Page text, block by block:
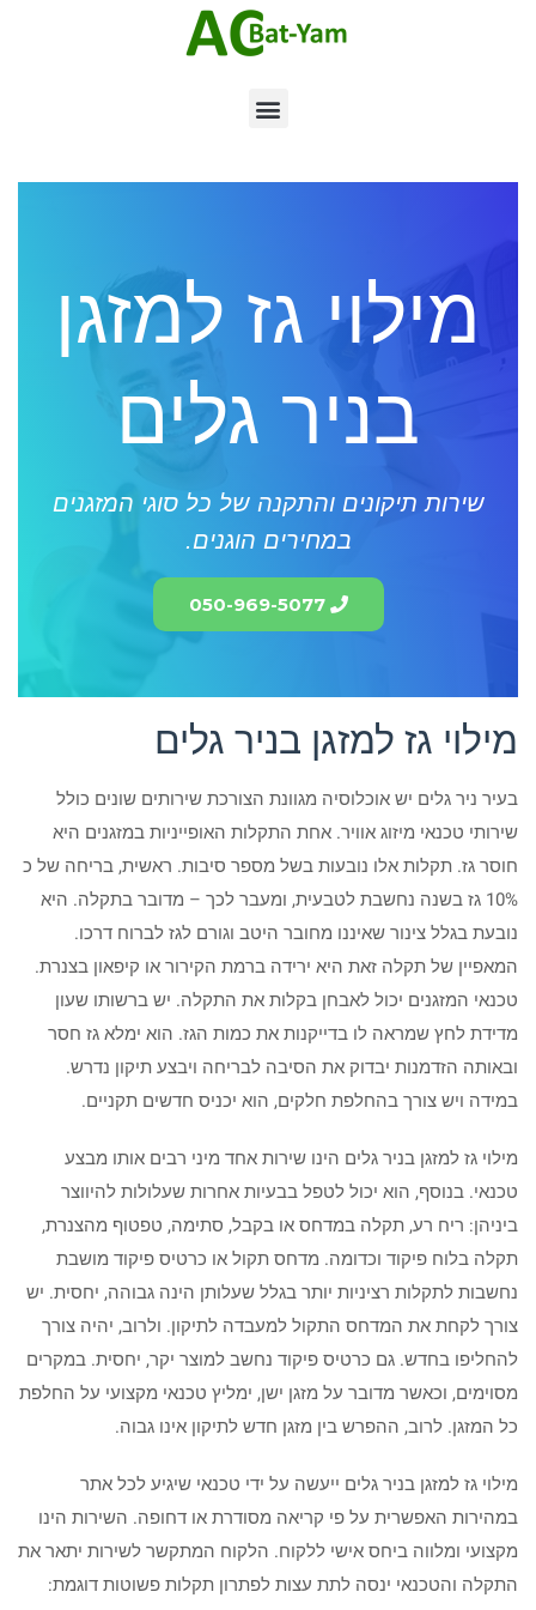
מילוי גז למזגן
בניר גלים
שירות תיקונים והתקנה של כל סוגי המזגנים
במחירים הוגנים.
050-969-5077
מילוי גז למזגן בניר גלים
בעיר ניר גלים יש אוכלוסיה מגוונת הצורכת שירותים שונים כולל
שירותי טכנאי מיזוג אוויר. אחת התקלות האופייניות במזגנים היא
חוסר גז. תקלות אלו נובעות בשל מספר סיבות. ראשית, בריחה של כ
10% גז בשנה נחשבת לטבעית, ומעבר לכך – מדובר בתקלה. היא
נובעת בגלל צינור שאיננו מחובר היטב וגורם לגז לברוח דרכו.
המאפיין של תקלה זאת היא ירידה ברמת הקירור או קיפאון בצנרת.
טכנאי המזגנים יכול לאבחן בקלות את התקלה. יש ברשותו שעון
מדידת לחץ שמראה לו בדייקנות את כמות הגז. הוא ימלא גז חסר
ובאותה הזדמנות יבדוק את הסיבה לבריחה ויבצע תיקון נדרש.
במידה ויש צורך בהחלפת חלקים, הוא יכניס חדשים תקניים.
מילוי גז למזגן בניר גלים הינו שירות אחד מיני רבים אותו מבצע
טכנאי. בנוסף, הוא יכול לטפל בבעיות אחרות שעלולות להיווצר
ביניהן: ריח רע, תקלה במדחס או בקבל, סתימה, טפטוף מהצנרת,
תקלה בלוח פיקוד וכדומה. מדחס תקול או כרטיס פיקוד מושבת
נחשבות לתקלות רציניות יותר בגלל שעלותן הינה גבוהה, יחסית. יש
צורך לקחת את המדחס התקול למעבדה לתיקון. ולרוב, יהיה צורך
להחליפו בחדש. גם כרטיס פיקוד נחשב למוצר יקר, יחסית. במקרים
מסוימים, וכאשר מדובר על מזגן ישן, ימליץ טכנאי מקצועי על החלפת
כל המזגן. לרוב, ההפרש בין מזגן חדש לתיקון אינו גבוה.
מילוי גז למזגן בניר גלים ייעשה על ידי טכנאי שיגיע לכל אתר
במהירות האפשרית על פי קריאה מסודרת או דחופה. השירות הינו
מקצועי ומלווה ביחס אישי ללקוח. הלקוח המתקשר לשירות יתאר את
התקלה והטכנאי ינסה לתת עצות לפתרון תקלות פשוטות דוגמת: